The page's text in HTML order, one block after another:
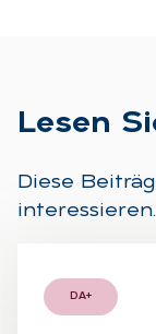
Le­sen
Diese
interessieren.
DA+